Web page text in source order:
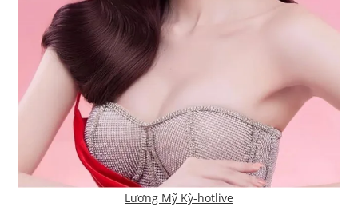
Lương Mỹ Kỳ-hotlive